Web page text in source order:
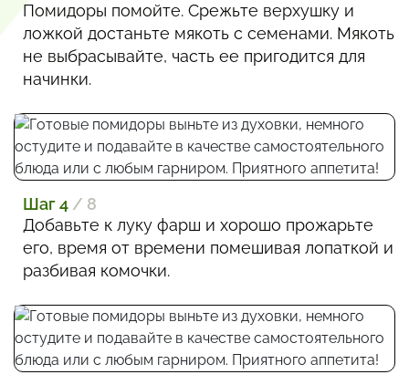
Помидоры помойте. Срежьте верхушку и
ложкой достаньте мякоть с семенами. Мякоть
не выбрасывайте, часть ее пригодится для
начинки.
Шаг 4 / 8
Добавьте к луку фарш и хорошо прожарьте
его, время от времени помешивая лопаткой и
разбивая комочки.